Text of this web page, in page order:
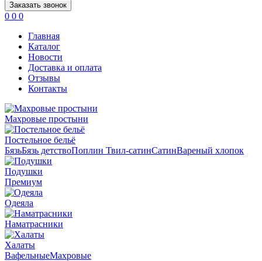
Заказать звонок
0 0 0
Главная
Каталог
Новости
Доставка и оплата
Отзывы
Контакты
Махровые простыни
Постельное бельё
БязьБязь детствоПоплин Твил-сатинСатинВареный хлопок
Подушки
Премиум
Одеяла
Наматрасники
Халаты
ВафельныеМахровые